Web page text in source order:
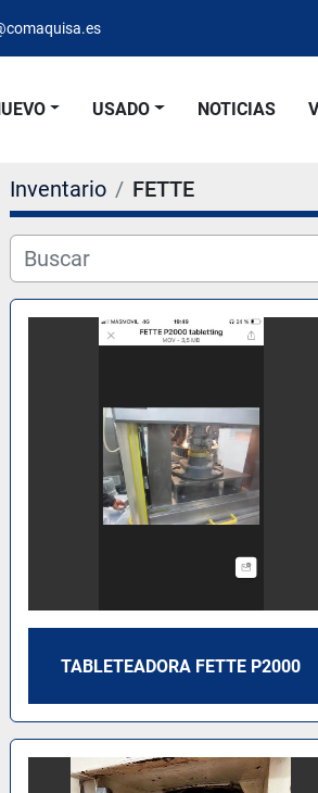
NUEVO USADO NOTICIAS
Inventario FETTE
TABLETEADORA FETTE P2000